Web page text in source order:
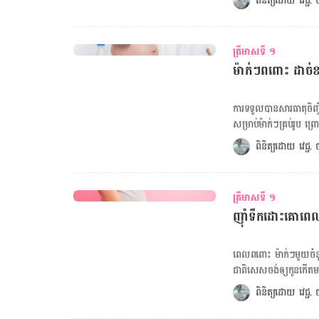
សរសៃ​ឈាម​បេះដូង ជួយ​ឲ្យ​ម៉ាក់​ៗ​សម្រាល​កូន​ប
Lucky Sekhon ណែនាំ​
ចៀសវាង​ការ​រអិល បណ្
អាហារ​សម្បូរ​ជីវជាតិ និ
ចៀសវាង​ញ៉ាំ​អាហារ​ផ្អែ
អាច​ធ្វើ​កាន់​តែ​ហត់​លើស​
ពាល់​ដល់​អា​អូន​ក្នុង​ផ្ទៃ។
នៅ​ចន្លោះ​ម៉ោង​បាយ​ដូចជ
នេះ​ម៉ាក់​ៗ​ត្រូវ​ចេះ​ពិនិត្
សម្រាក​ឲ្យ​បាន​គ្រប់​គ្រា
ជាតិ​ដែក វីតាមីន និង​រ៉ែ​
ពេទ្យ​ជំនាញ​ណែនាំ។ ៨. ព្
ណែនាំ​របស់​វេជ្ជបណ្ឌិត​ជំ
បន្ថែ​ពី​លើ​នេះ ប្រសិន​បើ​
ត្រីមាសទី ១
ម៉ាក់ៗពពោះ ដាច់
ការ​ទទួល​បាន​សារធាតុ​
សម្រាប់​ម៉ាក់​ៗ​​គ្រប់​រូប ព្
វា​ក៏​ជួយ​ទ្រទ្រង់​ទៅ​ដល់​កា
ម៉ាក់​ៗ​ពពោះ​ខ្វះ​មិន​បាន​តែ​ម្ដង
វិសាល ឯកទេស​ផ្នែក​សម្
បន្ថែម​ទៅ​ក្នុង​របប​អាហ
មាន​ផ្ទៃពោះ​ រហូត​ដល់​ស
២. អាស៊ីដ​ហ្វូ​លិក ( folic
ពី​ចង្កេះ​ចុះ​ក្រោម​បាន ឬ​
កាល់ស្យូម ដើម្បី​ជំនួយ​សុខភាព​មាតា និង​ទារក។ ចង់គ
សម្រាលកូន ចុចទីនេះ!
ស្យូម៖ ដើម្បី​ឆ្អឹង​កូន​ក្នុ
ពិនិត្យដោយ វេជ្
ត្រីមាសទី ១
ញ៉ាំទឹកដោះគោព
ពេល​ពពោះ ម៉ាក់​ៗ​មួយ​ចំ
ជាពិសេស​ចង់​ឲ្យ​កូន​កើត​
ស្បែក​ស​ស្អាត ម៉ាក់​ៗ​គួរ​ញ៉ាំ​ទឹក​ដោះ​គោ​ឲ្យ​ច្រើន។ ការ
លើក​ឡើង​បែប​នេះ ប្រធាន​
ពិនិត្យដោយ វេជ្